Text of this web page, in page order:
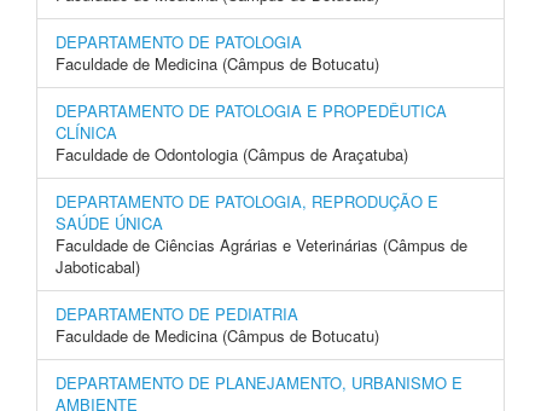
DEPARTAMENTO DE PATOLOGIA
Faculdade de Medicina (Câmpus de Botucatu)
DEPARTAMENTO DE PATOLOGIA E PROPEDÊUTICA
CLÍNICA
Faculdade de Odontologia (Câmpus de Araçatuba)
DEPARTAMENTO DE PATOLOGIA, REPRODUÇÃO E
SAÚDE ÚNICA
Faculdade de Ciências Agrárias e Veterinárias (Câmpus de
Jaboticabal)
DEPARTAMENTO DE PEDIATRIA
Faculdade de Medicina (Câmpus de Botucatu)
DEPARTAMENTO DE PLANEJAMENTO, URBANISMO E
AMBIENTE